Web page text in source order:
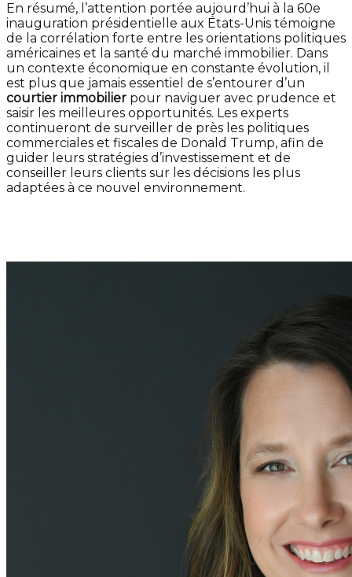
En résumé, l’attention portée aujourd’hui à la 60e
inauguration présidentielle aux États-Unis témoigne
de la corrélation forte entre les orientations politiques
américaines et la santé du marché immobilier. Dans
un contexte économique en constante évolution, il
est plus que jamais essentiel de s’entourer d’un
courtier immobilier pour naviguer avec prudence et
saisir les meilleures opportunités. Les experts
continueront de surveiller de près les politiques
commerciales et fiscales de Donald Trump, afin de
guider leurs stratégies d’investissement et de
conseiller leurs clients sur les décisions les plus
adaptées à ce nouvel environnement.